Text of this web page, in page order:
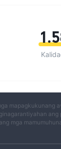
mapagkukunang
mga